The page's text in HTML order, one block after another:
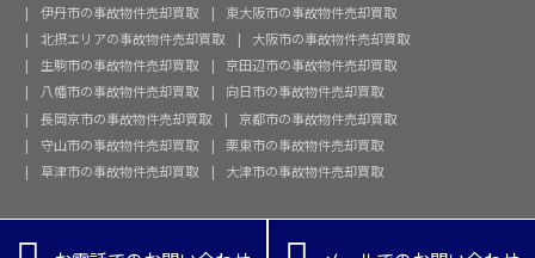
伊丹市の事故物件売却買取
東大阪市の事故物件売却買取
北摂エリアの事故物件売却買取
大阪市の事故物件売却買取
生駒市の事故物件売却買取
京田辺市の事故物件売却買取
八幡市の事故物件売却買取
向日市の事故物件売却買取
長岡京市の事故物件売却買取
京都市の事故物件売却買取
守山市の事故物件売却買取
栗東市の事故物件売却買取
草津市の事故物件売却買取
大津市の事故物件売却買取